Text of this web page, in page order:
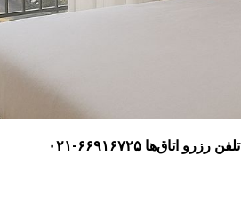
تلفن رزرو اتاق‌ها​ ۶۶۹۱۶۷۲۵-۰۲۱